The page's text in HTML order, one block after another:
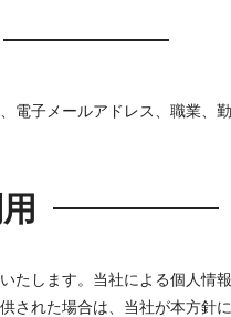
電子メールアドレス、職業、
たします。当社による個人情
された場合は、当社が本方針